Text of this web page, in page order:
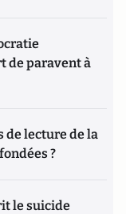
de paravent à
de lecture de la
?
le suicide